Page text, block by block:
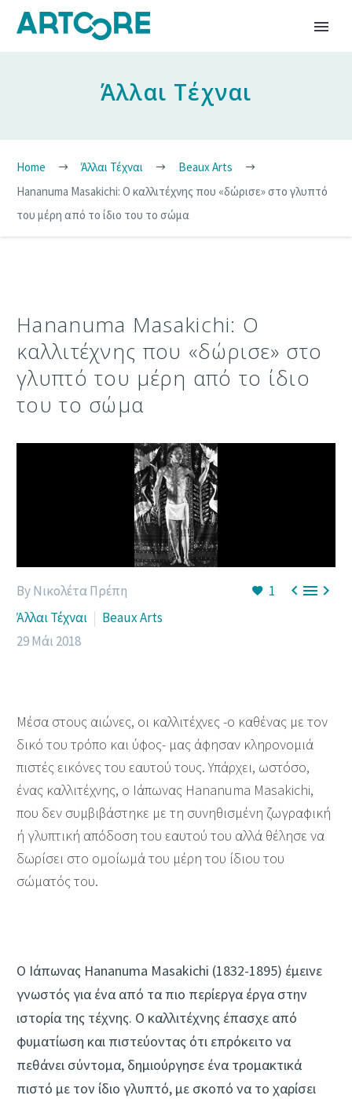
Άλλαι Τέχναι
Home Άλλαι Τέχναι
Beaux Arts
Hananuma Masakichi: Ο καλλιτέχνης που «δώρισε» στο γλυπτό
του μέρη από το ίδιο του το σώμα
Hananuma Masakichi: Ο
καλλιτέχνης που «δώρισε» στο
γλυπτό του μέρη από το ίδιο
του το σώμα
1 
By Νικολέτα Πρέπη
Άλλαι Τέχναι
Beaux Arts
29 Μάι 2018
Μέσα στους αιώνες, οι καλλιτέχνες -ο καθένας με τον
δικό του τρόπο και ύφος- μας άφησαν κληρονομιά
πιστές εικόνες του εαυτού τους. Υπάρχει, ωστόσο,
ένας καλλιτέχνης, ο Ιάπωνας Hananuma Masakichi,
που δεν συμβιβάστηκε με τη συνηθισμένη ζωγραφική
ή γλυπτική απόδοση του εαυτού του αλλά θέλησε να
δωρίσει στο ομοίωμά του μέρη του ίδιου του
σώματός του.
Ο Ιάπωνας Hananuma Masakichi (1832-1895) έμεινε
γνωστός για ένα από τα πιο περίεργα έργα στην
ιστορία της τέχνης. Ο καλλιτέχνης έπασχε από
φυματίωση και πιστεύοντας ότι επρόκειτο να
πεθάνει σύντομα, δημιούργησε ένα τρομακτικά
πιστό με τον ίδιο γλυπτό, με σκοπό να το χαρίσει